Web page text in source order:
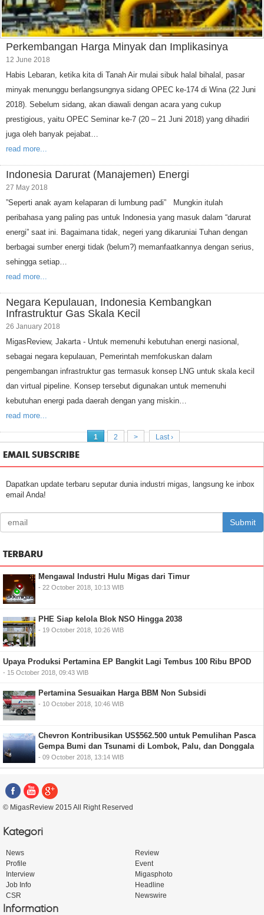
Perkembangan Harga Minyak dan Implikasinya
12 June 2018
Habis Lebaran, ketika kita di Tanah Air mulai sibuk halal bihalal, pasar
minyak menunggu berlangsungnya sidang OPEC ke-174 di Wina (22 Juni
2018). Sebelum sidang, akan diawali dengan acara yang cukup
prestigious, yaitu OPEC Seminar ke-7 (20 – 21 Juni 2018) yang dihadiri
juga oleh banyak pejabat…
read more...
Indonesia Darurat (Manajemen) Energi
27 May 2018
”Seperti anak ayam kelaparan di lumbung padi” Mungkin itulah
peribahasa yang paling pas untuk Indonesia yang masuk dalam “darurat
energi” saat ini. Bagaimana tidak, negeri yang dikaruniai Tuhan dengan
berbagai sumber energi tidak (belum?) memanfaatkannya dengan serius,
sehingga setiap…
read more...
Negara Kepulauan, Indonesia Kembangkan
Infrastruktur Gas Skala Kecil
26 January 2018
MigasReview, Jakarta - Untuk memenuhi kebutuhan energi nasional,
sebagai negara kepulauan, Pemerintah memfokuskan dalam
pengembangan infrastruktur gas termasuk konsep LNG untuk skala kecil
dan virtual pipeline. Konsep tersebut digunakan untuk memenuhi
kebutuhan energi pada daerah dengan yang miskin…
read more...
1 2 > Last ›
EMAIL SUBSCRIBE
Dapatkan update terbaru seputar dunia industri migas, langsung ke inbox
email Anda!
Submit
TERBARU
Mengawal Industri Hulu Migas dari Timur
- 22 October 2018, 10:13 WIB
PHE Siap kelola Blok NSO Hingga 2038
- 19 October 2018, 10:26 WIB
Upaya Produksi Pertamina EP Bangkit Lagi Tembus 100 Ribu BPOD
- 15 October 2018, 09:43 WIB
Pertamina Sesuaikan Harga BBM Non Subsidi
- 10 October 2018, 10:46 WIB
Chevron Kontribusikan US$562.500 untuk Pemulihan Pasca
Gempa Bumi dan Tsunami di Lombok, Palu, dan Donggala
- 09 October 2018, 13:14 WIB
© MigasReview 2015 All Right Reserved
Kategori
News
Review
Profile
Event
Interview
Migasphoto
Job Info
Headline
CSR
Newswire
Information